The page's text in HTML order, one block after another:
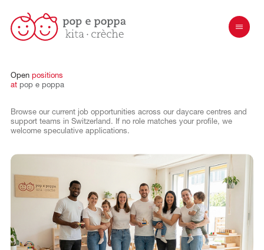
Open positions
at pop e poppa
Browse our current job opportunities across our daycare centres and
support teams in Switzerland. If no role matches your profile, we
welcome speculative applications.